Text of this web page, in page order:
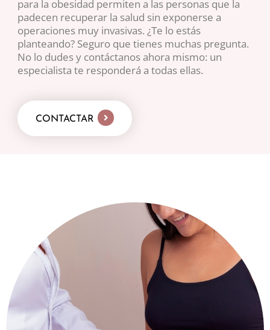
para la obesidad permiten a las personas que la
padecen recuperar la salud sin exponerse a
operaciones muy invasivas. ¿Te lo estás
planteando? Seguro que tienes muchas pregunta.
No lo dudes y contáctanos ahora mismo: un
especialista te responderá a todas ellas.
CONTACTAR